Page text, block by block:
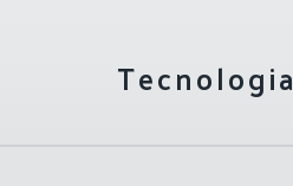
Tecnologia